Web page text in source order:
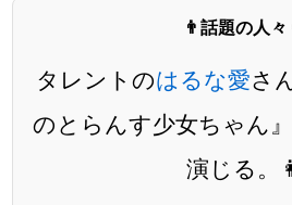
👨話題の人々
タレントのはるな愛さ
のとらんす少女ちゃん
演じる。